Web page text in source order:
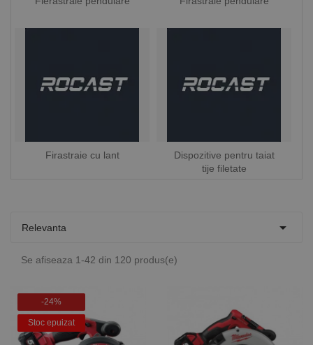
Firastraie cu lant
Dispozitive pentru taiat
tije filetate
Relevanta 
Se afiseaza 1-42 din 120 produs(e)
-24%
Stoc epuizat